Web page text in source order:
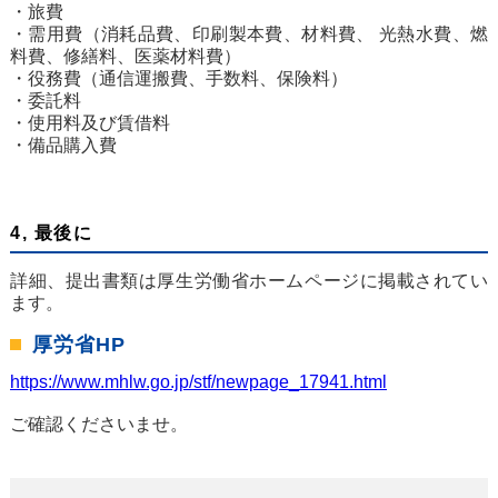
・旅費
・需用費（消耗品費、印刷製本費、材料費、 光熱水費、燃
料費、修繕料、医薬材料費）
・役務費（通信運搬費、手数料、保険料）
・委託料
・使用料及び賃借料
・備品購入費
4, 最後に
詳細、提出書類は厚生労働省ホームページに掲載されてい
ます。
厚労省HP
https://www.mhlw.go.jp/stf/newpage_17941.html
ご確認くださいませ。